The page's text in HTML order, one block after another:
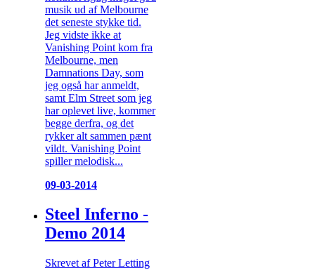
musik ud af Melbourne
det seneste stykke tid.
Jeg vidste ikke at
Vanishing Point kom fra
Melbourne, men
Damnations Day, som
jeg også har anmeldt,
samt Elm Street som jeg
har oplevet live, kommer
begge derfra, og det
rykker alt sammen pænt
vildt. Vanishing Point
spiller melodisk...
09-03-2014
Steel Inferno -
Demo 2014
Skrevet af Peter Letting